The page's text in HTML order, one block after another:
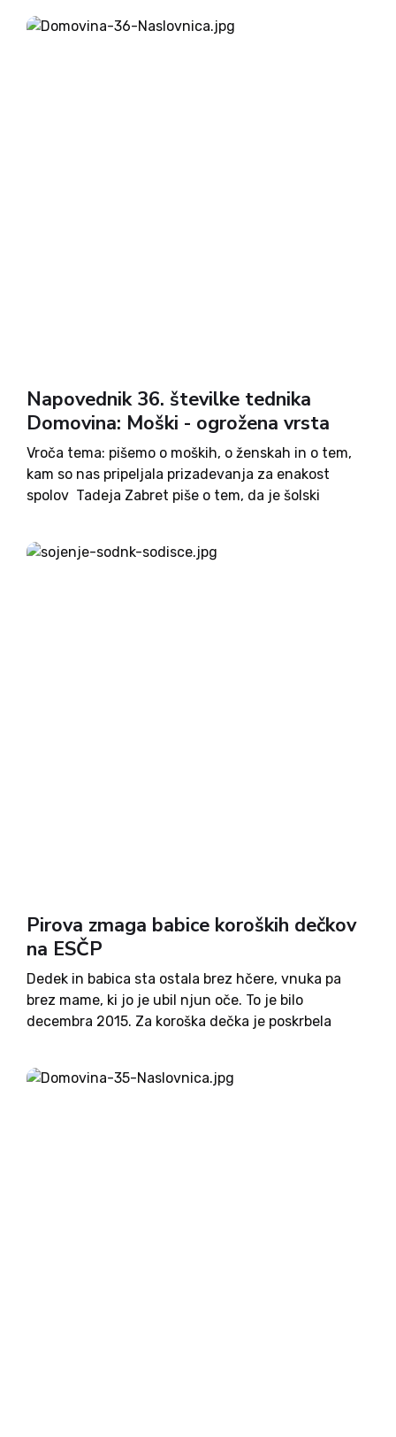
moških kot žensk ... Družboslovni znanstveniki so
postavili hipotezo,...
Napovednik 36. številke tednika
Domovina: Moški - ogrožena vrsta
Vroča tema: pišemo o moških, o ženskah in o tem,
kam so nas pripeljala prizadevanja za enakost
spolov Tadeja Zabret piše o tem, da je šolski
damah, ki branijo Evropo. Na to...
Pirova zmaga babice koroških dečkov
na ESČP
Dedek in babica sta ostala brez hčere, vnuka pa
brez mame, ki jo je ubil njun oče. To je bilo
decembra 2015. Za koroška dečka je poskrbela
Velenje marca 2016 brez...